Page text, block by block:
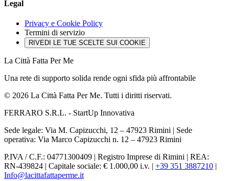
Legal
Privacy e Cookie Policy
Termini di servizio
RIVEDI LE TUE SCELTE SUI COOKIE
La Città Fatta Per Me
Una rete di supporto solida rende ogni sfida più affrontabile
© 2026 La Città Fatta Per Me. Tutti i diritti riservati.
FERRARO S.R.L. - StartUp Innovativa
Sede legale: Via M. Capizucchi, 12 – 47923 Rimini | Sede
operativa: Via Marco Capizucchi n. 12 – 47923 Rimini
P.IVA / C.F.: 04771300409 | Registro Imprese di Rimini | REA:
RN-439824 | Capitale sociale: € 1.000,00 i.v. | +39 351 3887210 |
Info@lacittafattaperme.it